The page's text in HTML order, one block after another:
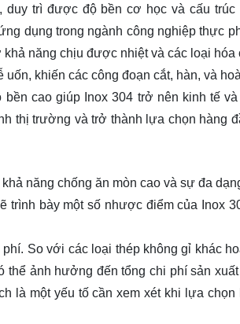
trì được độ bền cơ học và cấu trúc
dụng trong ngành công nghiệp thực
năng chịu được nhiệt và các loại hóa
khiến các công đoạn cắt, hàn, và
cao giúp Inox 304 trở nên kinh tế
thị trường và trở thành lựa chọn hàng
năng chống ăn mòn cao và sự đa
trình bày một số nhược điểm của Inox
So với các loại thép không gỉ khác
ảnh hưởng đến tổng chi phí sản
là một yếu tố cần xem xét khi lựa